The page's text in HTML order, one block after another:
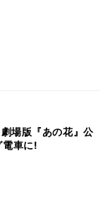
場版『あの花』公
電車に!